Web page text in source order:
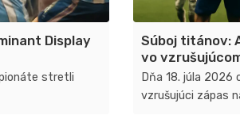
Display
stretli
Súboj titánov:
vo
Dňa 18. júla 2026
vzrušujúci zápas